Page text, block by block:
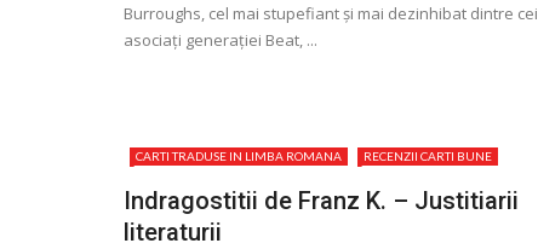
Burroughs, cel mai stupefiant și mai dezinhibat dintre cei
asociați generației Beat, ...
CARTI TRADUSE IN LIMBA ROMANA RECENZII CARTI BUNE
Indragostitii de Franz K. – Justitiarii
literaturii